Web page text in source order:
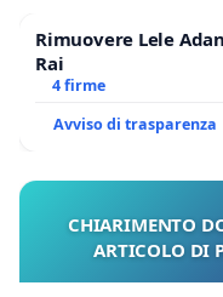
Rimuovere Lele
Rai
4 firme
Avviso di trasparenza
CHIARIMENTO
ARTICOLO DI